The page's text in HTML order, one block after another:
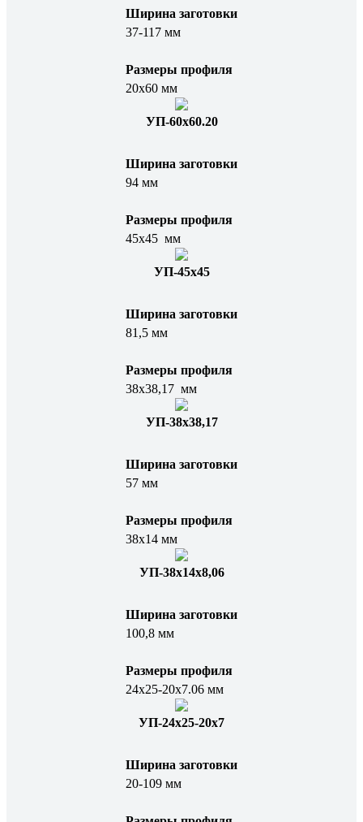
Ширина заготовки
37-117 мм
Размеры профиля
20х60 мм
УП-60х60.20
Ширина заготовки
94 мм
Размеры профиля
45х45 мм
УП-45х45
Ширина заготовки
81,5 мм
Размеры профиля
38х38,17 мм
УП-38х38,17
Ширина заготовки
57 мм
Размеры профиля
38х14 мм
УП-38x14x8,06
Ширина заготовки
100,8 мм
Размеры профиля
24х25-20х7.06 мм
УП-24х25-20х7
Ширина заготовки
20-109 мм